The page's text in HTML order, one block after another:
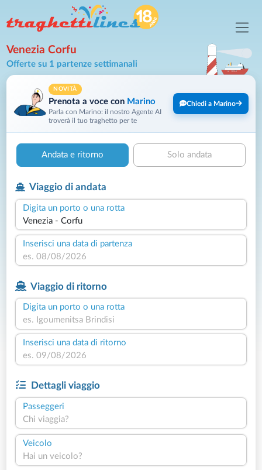
Venezia Corfu
Offerte su 1 partenze settimanali
NOVITÀ
Prenota a voce con Marino
Parla con Marino: il nostro Agente AI
troverà il tuo traghetto per te
Chiedi a Marino
Andata e ritorno Solo andata
Viaggio di andata
Digita un porto o una rotta
Inserisci una data di partenza
Viaggio di ritorno
Digita un porto o una rotta
Inserisci una data di ritorno
Dettagli viaggio
Passeggeri
Chi viaggia?
Veicolo
Hai un veicolo?